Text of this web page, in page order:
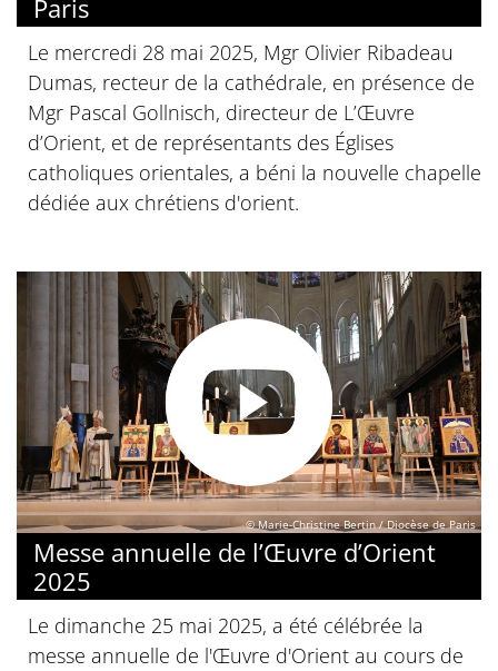
Paris
Le mercredi 28 mai 2025, Mgr Olivier Ribadeau
Dumas, recteur de la cathédrale, en présence de
Mgr Pascal Gollnisch, directeur de L’Œuvre
d’Orient, et de représentants des Églises
catholiques orientales, a béni la nouvelle chapelle
dédiée aux chrétiens d'orient.
© Marie-Christine Bertin / Diocèse de Paris
Messe annuelle de l’Œuvre d’Orient
2025
Le dimanche 25 mai 2025, a été célébrée la
messe annuelle de l'Œuvre d'Orient au cours de